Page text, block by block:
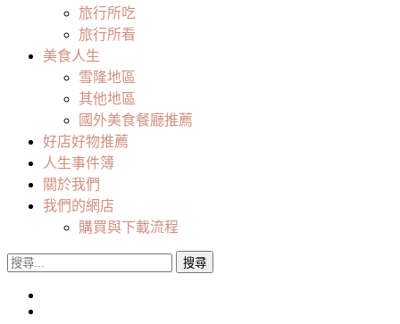
旅行所吃
旅行所看
美食人生
雪隆地區
其他地區
國外美食餐廳推薦
好店好物推薦
人生事件簿
關於我們
我們的網店
購買與下載流程
搜